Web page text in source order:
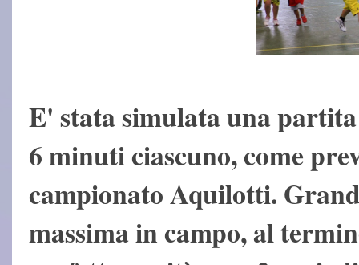
E' stata simulata una
6 minuti ciascuno, come
campionato Aquilotti.
massima in campo, al